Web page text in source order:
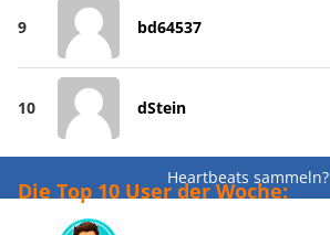
9 bd64537
10 dStein
Heartbeats sammeln?
Die Top 10 User der Woche: